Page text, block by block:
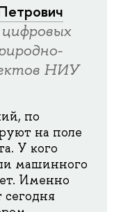
НИУ
по
на поле
У кого
машинного
Именно